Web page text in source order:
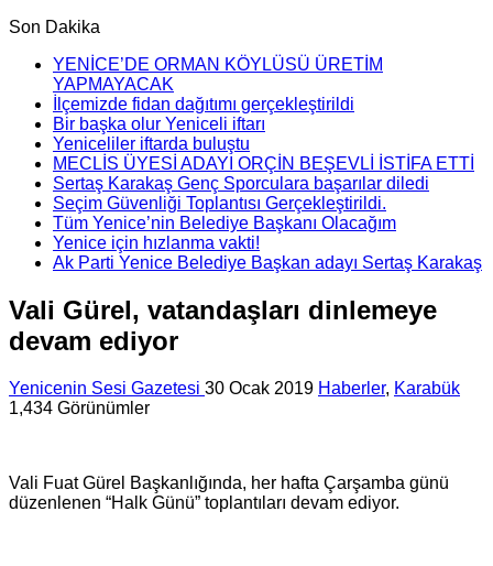
Son Dakika
YENİCE’DE ORMAN KÖYLÜSÜ ÜRETİM
YAPMAYACAK
İlçemizde fidan dağıtımı gerçekleştirildi
Bir başka olur Yeniceli iftarı
Yeniceliler iftarda buluştu
MECLİS ÜYESİ ADAYI ORÇİN BEŞEVLİ İSTİFA ETTİ
Sertaş Karakaş Genç Sporculara başarılar diledi
Seçim Güvenliği Toplantısı Gerçekleştirildi.
Tüm Yenice’nin Belediye Başkanı Olacağım
Yenice için hızlanma vakti!
Ak Parti Yenice Belediye Başkan adayı Sertaş Karakaş
Vali Gürel, vatandaşları dinlemeye
devam ediyor
Yenicenin Sesi Gazetesi 30 Ocak 2019 Haberler, Karabük
1,434 Görünümler
Vali Fuat Gürel Başkanlığında, her hafta Çarşamba günü
düzenlenen “Halk Günü” toplantıları devam ediyor.